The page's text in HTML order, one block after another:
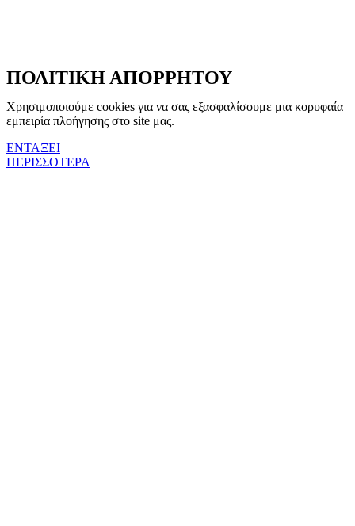
ΠΟΛΙΤΙΚΗ ΑΠΟΡΡΗΤΟΥ
Χρησιμοποιούμε cookies για να σας εξασφαλίσουμε μια κορυφαία
εμπειρία πλοήγησης στο site μας.
ΕΝΤΑΞΕΙ
ΠΕΡΙΣΣΟΤΕΡΑ